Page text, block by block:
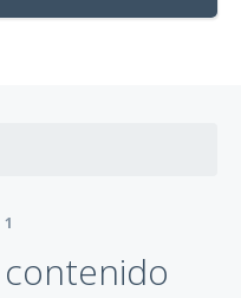
1
contenido